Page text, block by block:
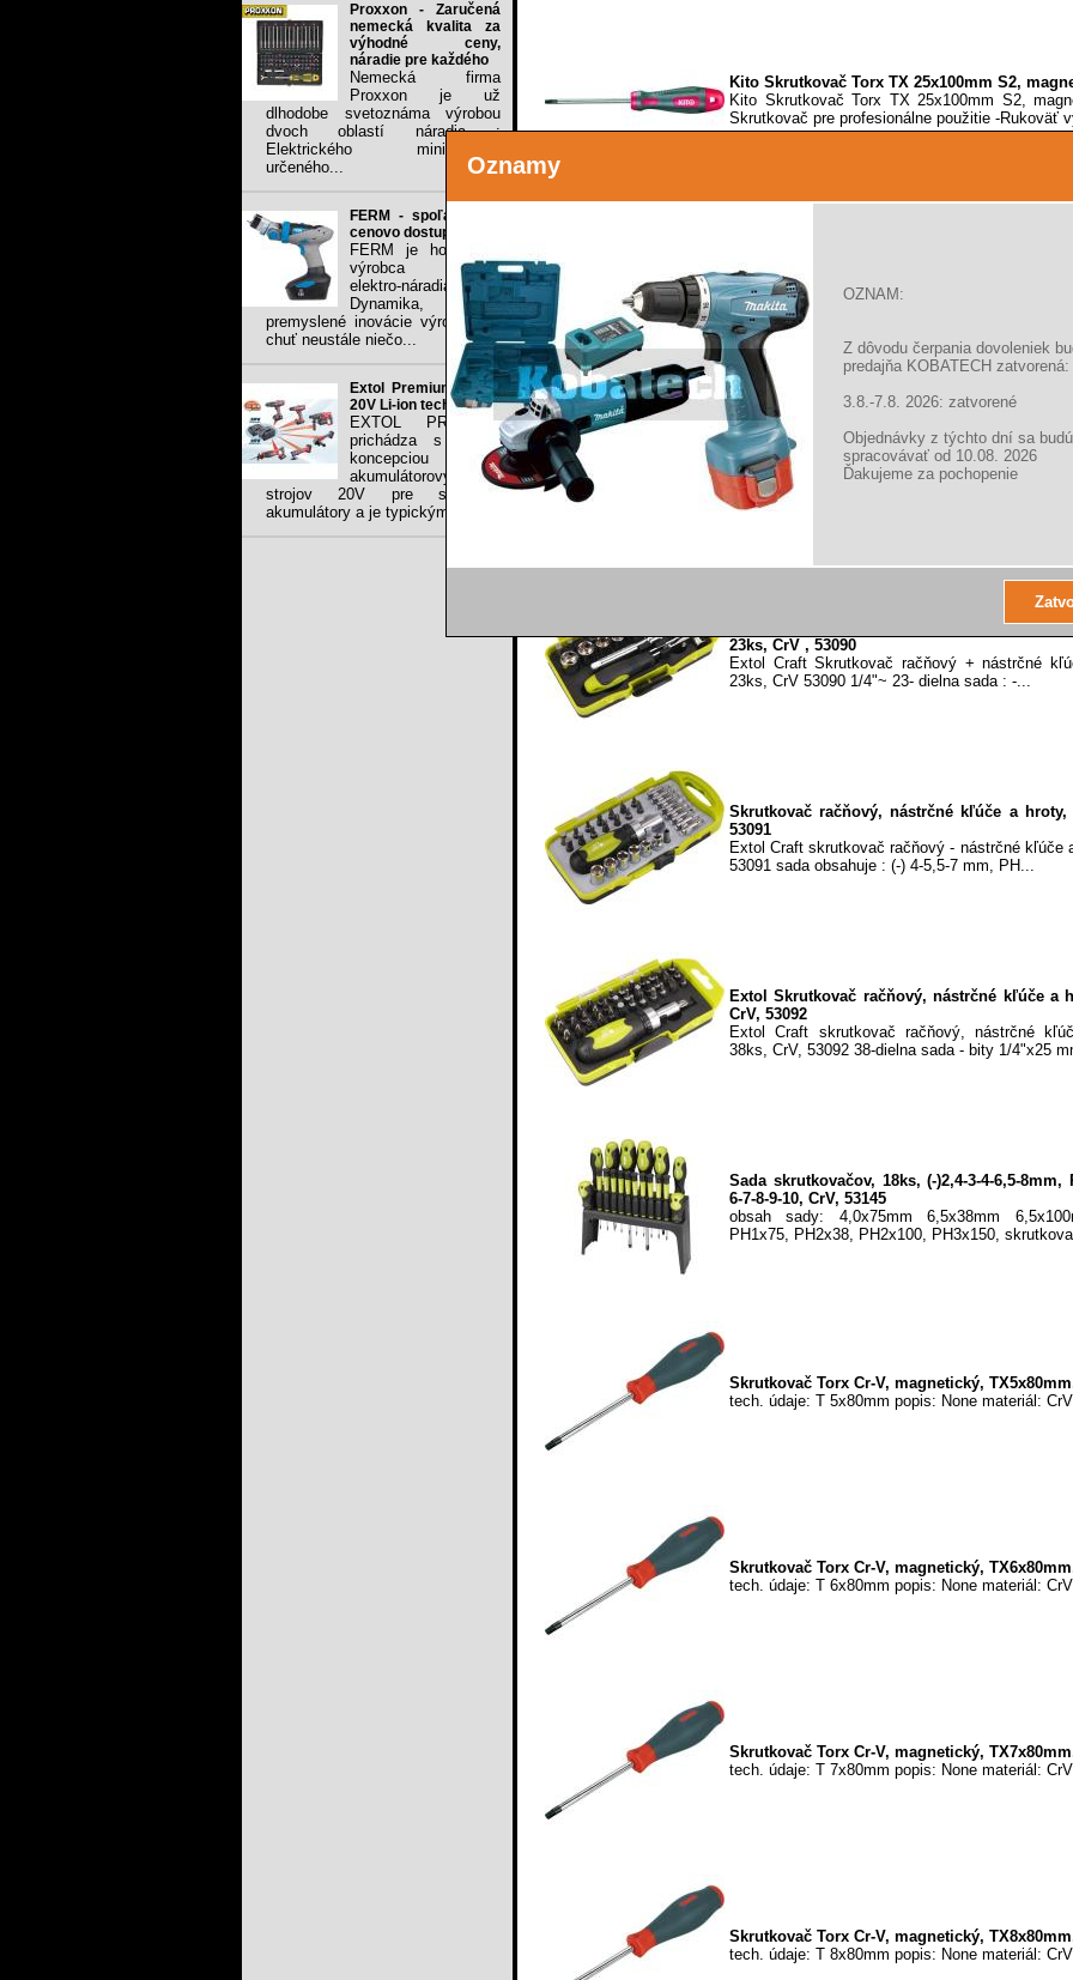
Oznamy
OZNAM:
Z dôvodu čerpania dovoleniek
predajňa KOBATECH zatvorená:
3.8.-7.8. 2026: zatvorené
Objednávky z týchto dní sa budú
spracovávať od 10.08. 2026
Ďakujeme za pochopenie
Proxxon - Zaručená
nemecká kvalita za
výhodné ceny,
náradie pre každého
Nemecká firma
Proxxon je už
dlhodobe svetoznáma výrobou
dvoch oblastí náradia :
Elektrického mini-náradia
určeného...
FERM - spoľahlivé a
cenovo dostupné
FERM je holandský
výrobca ručného
elektro-náradia.
Dynamika, sila,
premyslené inovácie výrobkov a
chuť neustále niečo...
Extol Premium share
20V Li-ion technology
EXTOL PREMIUM
prichádza s novou
koncepciou Li-ion
akumulátorových
strojov 20V pre spoločné
akumulátory a je typickým...
Kito Skrutkovač Torx TX 25x100mm S2,
Kito Skrutkovač Torx TX 25x100mm S2,
Skrutkovač pre profesionálne použitie -Rukoväť
Kito Skrutkovač Torx TX 40x100mm S2,
Kito Skrutkovač Torx TX 40x100mm S2,
Skrutkovač pre profesionálne použitie -Rukoväť
Stanley Skrutkovač Torx T 25x120
magnetický, STHT65151-8
Stanley Skrutkovač Torx Cushion Grip
skrutkovača je magnetický Niklovaný driek -
Extol Skrutkovač 1/4" račňový, nástrčné
23ks, CrV , 53090
Extol Craft Skrutkovač račňový + nástrčné
23ks, CrV 53090 1/4"~ 23- dielna sada : -...
Skrutkovač račňový, nástrčné kľúče a hroty,
53091
Extol Craft skrutkovač račňový - nástrčné kľúče
53091 sada obsahuje : (-) 4-5,5-7 mm, PH...
Extol Skrutkovač račňový, nástrčné kľúče a
CrV, 53092
Extol Craft skrutkovač račňový, nástrčné
38ks, CrV, 53092 38-dielna sada - bity 1/4"x25
Sada skrutkovačov, 18ks, (-)2,4-3-4-6,5-8mm,
6-7-8-9-10, CrV, 53145
obsah sady: 4,0x75mm 6,5x38mm
PH1x75, PH2x38, PH2x100, PH3x150,
Skrutkovač Torx Cr-V, magnetický,
tech. údaje: T 5x80mm popis: None materiál: CrV
Skrutkovač Torx Cr-V, magnetický,
tech. údaje: T 6x80mm popis: None materiál: CrV
Skrutkovač Torx Cr-V, magnetický,
tech. údaje: T 7x80mm popis: None materiál: CrV
Skrutkovač Torx Cr-V, magnetický,
tech. údaje: T 8x80mm popis: None materiál: CrV